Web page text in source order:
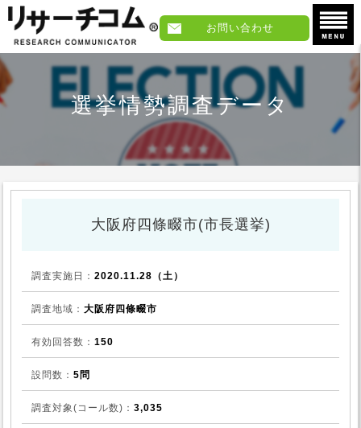
お問い合わせ
選挙情勢調査データ
大阪府四條畷市(市長選挙)
調査実施日： 2020.11.28（土）
調査地域： 大阪府四條畷市
有効回答数： 150
設問数： 5問
調査対象(コール数)： 3,035